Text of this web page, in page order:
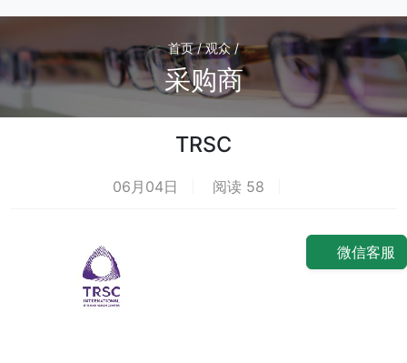
首页 / 观众 /
采购商
TRSC
06月04日 阅读 58
微信客服